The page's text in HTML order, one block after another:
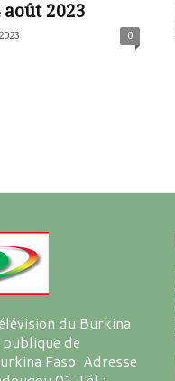
août 2023
0
du Burkina
de
Faso. Adresse